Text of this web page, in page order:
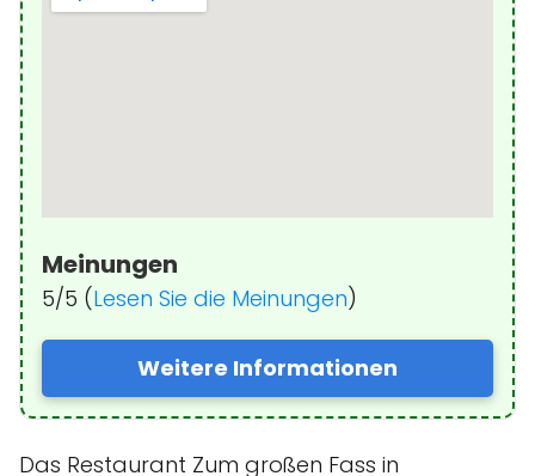
Meinungen
5/5 (Lesen Sie die Meinungen)
Weitere Informationen
Das Restaurant Zum großen Fass in